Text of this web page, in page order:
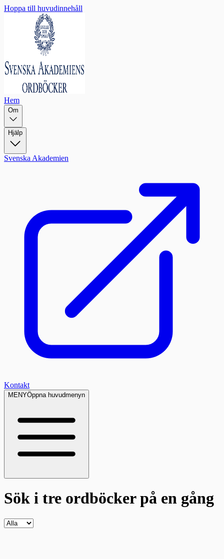
Hoppa till huvudinnehåll
Hem
Om
Hjälp
Svenska Akademien
Kontakt
MENYÖppna huvudmenyn
Sök i tre ordböckerpå en gång